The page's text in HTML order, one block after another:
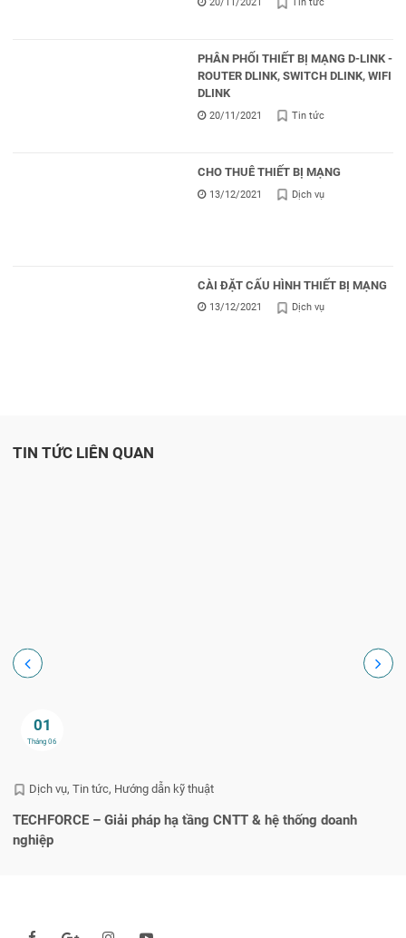
20/11/2021 Tin tức
PHÂN PHỐI THIẾT BỊ MẠNG D-LINK -
ROUTER DLINK, SWITCH DLINK, WIFI
DLINK
20/11/2021 Tin tức
CHO THUÊ THIẾT BỊ MẠNG
13/12/2021 Dịch vụ
CÀI ĐẶT CẤU HÌNH THIẾT BỊ MẠNG
13/12/2021 Dịch vụ
TIN TỨC LIÊN QUAN
01
Tháng 06
Dịch vụ Tin tức Hướng dẫn kỹ thuật
TECHFORCE – Giải pháp hạ tầng CNTT & hệ thống doanh
nghiệp